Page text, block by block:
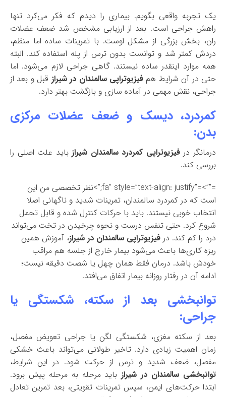
یک تجربه واقعی بگویم. بیماری را دیدم که فکر می‌کرد تنها
راهش جراحی است. بعد از ارزیابی مشخص شد ضعف عضلات
ران، بخش بزرگی از مشکل اوست. با تمرینات ساده اما منظم،
دردش کمتر شد و توانست بدون ترس از پله استفاده کند. البته
همه موارد اینقدر ساده نیستند. گاهی جراحی لازم می‌شود. اما
حتی در آن شرایط همفیزیوتراپی سالمندان در شیراز قبل و بعد از
جراحی، نقش مهمی در آماده سازی و بازگشت بهتر دارد.
کمردرد، دیسک و ضعف عضلات مرکزی
بدن:
درمانگر درفیزیوتراپی کمردرد سالمندان شیراز باید علت اصلی را
بررسی کند.
=””>=”fa” style=”text-align: justify;”>نظر تخصصی من این
است که در کمردرد سالمندان، تمرینات شدید و ناگهانی اصلا
انتخاب خوبی نیستند. باید با حرکات کنترل شده و قابل تحمل
شروع کرد. حتی تنفس درست و نحوه چرخیدن در تخت می‌تواند
درد را کم کند. در فیزیوتراپی سالمندان در شیراز، آموزش همین
ریزه کاری‌ها باعث می‌شود بیمار خارج از جلسه هم مراقب
خودش باشد. درمان فقط همان چهل یا شصت دقیقه نیست؛
ادامه آن در رفتار روزانه بیمار اتفاق می‌افتد.
توانبخشی بعد از سکته، شکستگی یا
جراحی:
بعد از سکته مغزی، شکستگی لگن یا جراحی تعویض مفصل،
زمان اهمیت زیادی دارد. تاخیر طولانی می‌تواند باعث خشکی
مفصل، ضعف شدید و ترس از حرکت شود. در این شرایط،
توانبخشی سالمندان در شیراز باید مرحله به مرحله پیش برود.
ابتدا حرکت‌های ایمن، سپس تمرینات تقویتی، بعد تمرین تعادل